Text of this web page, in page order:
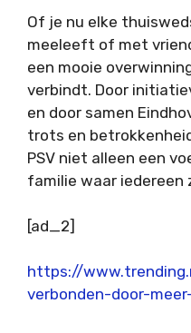
Of je nu elke
meeleeft of met
een mooie
verbindt. Door
en door samen
trots en
PSV niet alleen een
familie waar iedereen
[ad_2]
https://
verbonden-door-